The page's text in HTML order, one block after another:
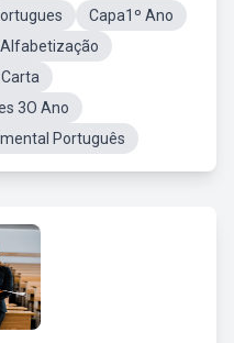
Capa1º Ano
3O Ano
Português